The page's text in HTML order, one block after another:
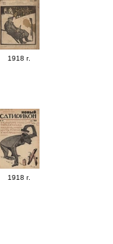
1918 г.
1918 г.